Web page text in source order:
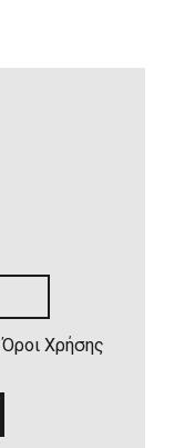
Όροι Χρήσης